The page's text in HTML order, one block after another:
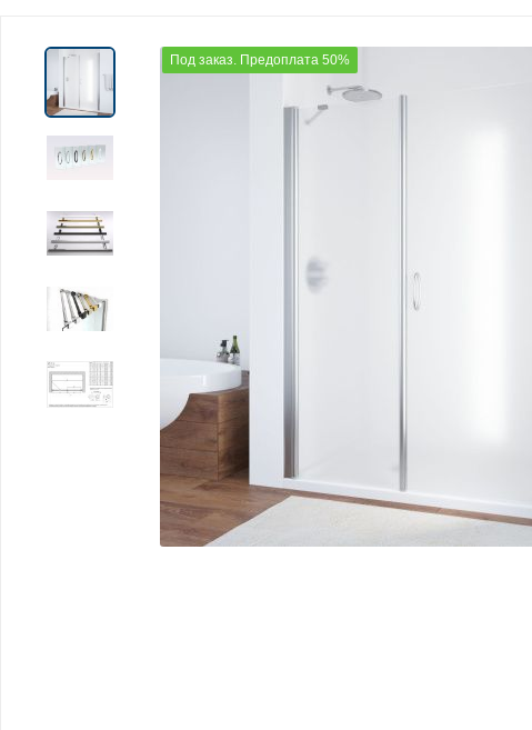
Под заказ. Предоплата 50%